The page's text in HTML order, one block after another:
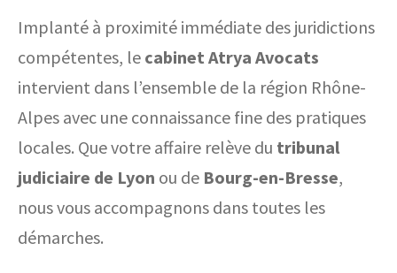
Implanté à proximité immédiate des juridictions
compétentes, le cabinet Atrya Avocats
intervient dans l’ensemble de la région Rhône-
Alpes avec une connaissance fine des pratiques
locales. Que votre affaire relève du tribunal
judiciaire de Lyon ou de Bourg-en-Bresse,
nous vous accompagnons dans toutes les
démarches.